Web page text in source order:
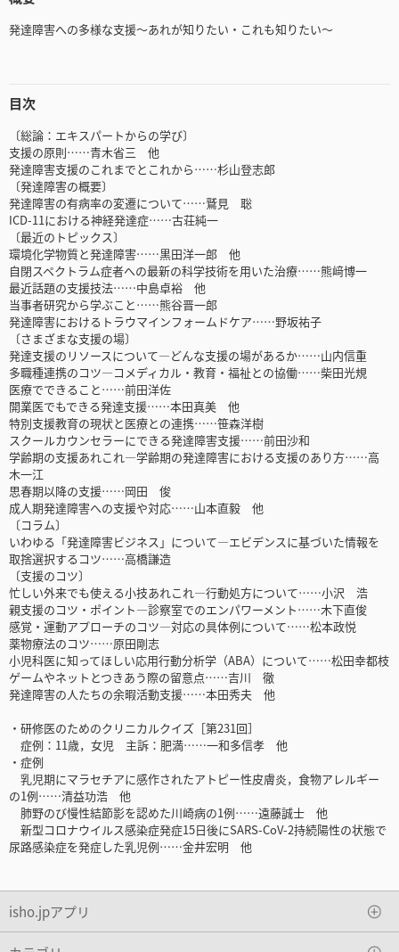
発達障害への多様な支援～あれが知りたい・これも知りたい～
目次
〔総論：エキスパートからの学び〕
支援の原則……青木省三 他
発達障害支援のこれまでとこれから……杉山登志郎
〔発達障害の概要〕
発達障害の有病率の変遷について……鷲見 聡
ICD-11における神経発達症……古荘純一
〔最近のトピックス〕
環境化学物質と発達障害……黒田洋一郎 他
自閉スペクトラム症者への最新の科学技術を用いた治療……熊﨑博一
最近話題の支援技法……中島卓裕 他
当事者研究から学ぶこと……熊谷晋一郎
発達障害におけるトラウマインフォームドケア……野坂祐子
〔さまざまな支援の場〕
発達支援のリソースについて―どんな支援の場があるか……山内信重
多職種連携のコツ―コメディカル・教育・福祉との協働……柴田光規
医療でできること……前田洋佐
開業医でもできる発達支援……本田真美 他
特別支援教育の現状と医療との連携……笹森洋樹
スクールカウンセラーにできる発達障害支援……前田沙和
学齢期の支援あれこれ―学齢期の発達障害における支援のあり方……高
木一江
思春期以降の支援……岡田 俊
成人期発達障害への支援や対応……山本直毅 他
〔コラム〕
いわゆる「発達障害ビジネス」について―エビデンスに基づいた情報を
取捨選択するコツ……高橋謙造
〔支援のコツ〕
忙しい外来でも使える小技あれこれ―行動処方について……小沢 浩
親支援のコツ・ポイント―診察室でのエンパワーメント……木下直俊
感覚・運動アプローチのコツ―対応の具体例について……松本政悦
薬物療法のコツ……原田剛志
小児科医に知ってほしい応用行動分析学（ABA）について……松田幸都枝
ゲームやネットとつきあう際の留意点……吉川 徹
発達障害の人たちの余暇活動支援……本田秀夫 他
・研修医のためのクリニカルクイズ［第231回］
症例：11歳，女児 主訴：肥満……一和多信孝 他
・症例
乳児期にマラセチアに感作されたアトピー性皮膚炎，食物アレルギー
の1例……清益功浩 他
肺野のび慢性結節影を認めた川崎病の1例……遠藤誠士 他
新型コロナウイルス感染症発症15日後にSARS-CoV-2持続陽性の状態で
尿路感染症を発症した乳児例……金井宏明 他
isho.jpアプリ